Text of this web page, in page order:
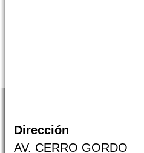
Dirección
AV. CERRO GORDO